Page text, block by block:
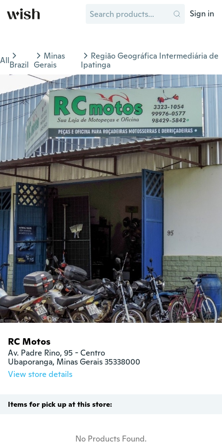
Sign in
AllBrazil
Minas
Gerais
Região Geográfica Intermediária de
Ipatinga
RC Motos
Av. Padre Rino, 95 - Centro
Ubaporanga, Minas Gerais 35338000
View store details
Items for pick up at this store:
No Products Found.